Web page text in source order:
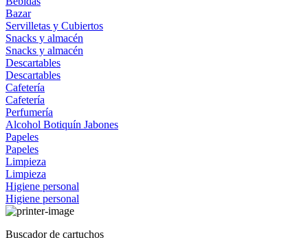
Bazar
Servilletas y Cubiertos
Snacks y almacén
Snacks y almacén
Descartables
Descartables
Cafetería
Cafetería
Perfumería
Alcohol Botiquín Jabones
Papeles
Papeles
Limpieza
Limpieza
Higiene personal
Higiene personal
Buscador de cartuchos